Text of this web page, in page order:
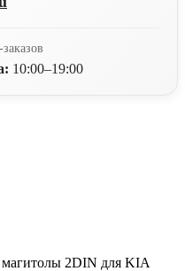
10:00–19:00
магитолы 2DIN для KIA